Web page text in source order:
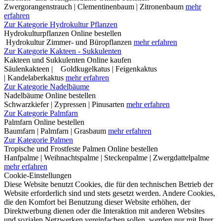
Zwergorangenstrauch | Clementinenbaum | Zitronenbaum mehr
erfahren
Zur Kategorie Hydrokultur Pflanzen
Hydrokulturpflanzen Online bestellen
Hydrokultur Zimmer- und Büropflanzen mehr erfahren
Zur Kategorie Kakteen - Sukkulenten
Kakteen und Sukkulenten Online kaufen
Säulenkakteen | Goldkugelkatus | Feigenkaktus
| Kandelaberkaktus mehr erfahren
Zur Kategorie Nadelbäume
Nadelbäume Online bestellen
Schwarzkiefer | Zypressen | Pinusarten mehr erfahren
Zur Kategorie Palmfarn
Palmfarn Online bestellen
Baumfarn | Palmfarn | Grasbaum mehr erfahren
Zur Kategorie Palmen
Tropische und Frostfeste Palmen Online bestellen
Hanfpalme | Weihnachtspalme | Steckenpalme | Zwergdattelpalme
mehr erfahren
Cookie-Einstellungen
Diese Website benutzt Cookies, die für den technischen Betrieb der
Website erforderlich sind und stets gesetzt werden. Andere Cookies,
die den Komfort bei Benutzung dieser Website erhöhen, der
Direktwerbung dienen oder die Interaktion mit anderen Websites